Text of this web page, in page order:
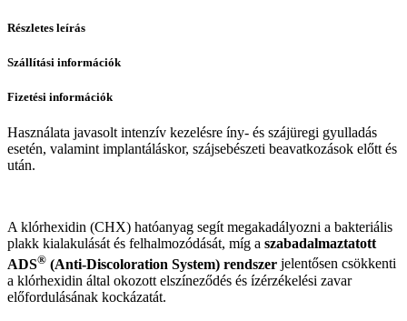
Részletes leírás
Szállítási információk
Fizetési információk
Használata javasolt intenzív kezelésre íny- és szájüregi gyulladás
esetén, valamint implantáláskor, szájsebészeti beavatkozások előtt és
után.
A klórhexidin (CHX) hatóanyag segít megakadályozni a bakteriális
plakk kialakulását és felhalmozódását, míg a szabadalmaztatott
ADS® (Anti-Discoloration System) rendszer jelentősen csökkenti
a klórhexidin által okozott elszíneződés és ízérzékelési zavar
előfordulásának kockázatát.